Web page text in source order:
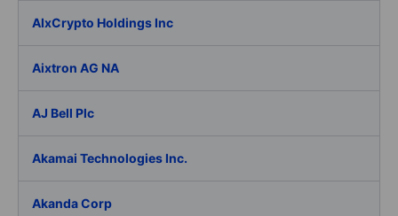
AIxCrypto Holdings Inc
Aixtron AG NA
AJ Bell Plc
Akamai Technologies Inc.
Akanda Corp